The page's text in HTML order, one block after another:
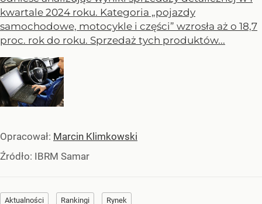
kwartale 2024 roku. Kategoria „pojazdy
samochodowe, motocykle i części” wzrosła aż o 18,7
proc. rok do roku. Sprzedaż tych produktów...
Opracował: Marcin Klimkowski
Źródło: IBRM Samar
Aktualności Rankingi Rynek